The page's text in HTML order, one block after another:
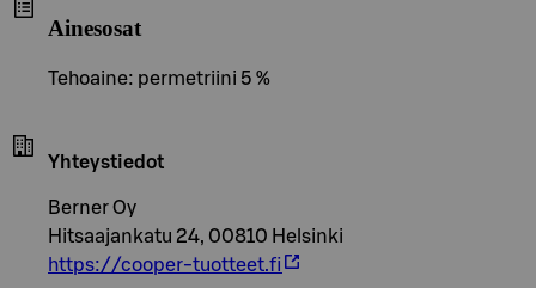
Ainesosat
Tehoaine: permetriini 5 %
Yhteystiedot
Berner Oy
Hitsaajankatu 24, 00810 Helsinki
https://cooper-tuotteet.fi